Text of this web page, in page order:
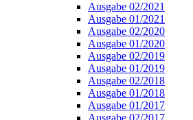
Ausgabe 02/2021
Ausgabe 01/2021
Ausgabe 02/2020
Ausgabe 01/2020
Ausgabe 02/2019
Ausgabe 01/2019
Ausgabe 02/2018
Ausgabe 01/2018
Ausgabe 01/2017
Ausgabe 02/2017